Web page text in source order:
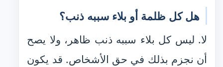
هل كل ظلمة أو بلاء سببه ذنب؟
لا. ليس كل بلاء سببه ذنب ظاهر، ولا يصح
أن نجزم بذلك في حق الأشخاص. قد يكون